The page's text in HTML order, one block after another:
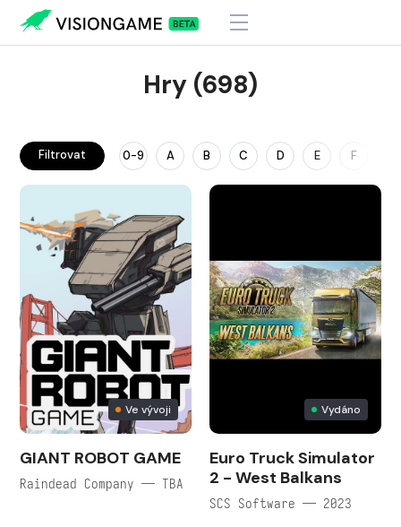
Hry (698)
Filtrovat 0-9 A B C D E F
Ve vývoji
GIANT ROBOT GAME
Raindead Company — TBA
Vydáno
Euro Truck Simulator
2 - West Balkans
SCS Software — 2023